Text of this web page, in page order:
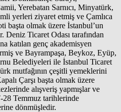
Yerebatan Sarnıcı, Minyatürk,
yerleri ziyaret etmiş ve Çamlıca
başta olmak üzere İstanbul’un
Ticaret Odası tarafından
katılan genç akademisyen
ve Bayrampaşa, Beykoz, Eyüp,
Belediyeleri ile İstanbul Ticaret
mutfağının çeşitli yemeklerini
Çarşı başta olmak üzere
alışveriş yapmışlar ve
28 Temmuz tarihlerinde
dönmüşledir.